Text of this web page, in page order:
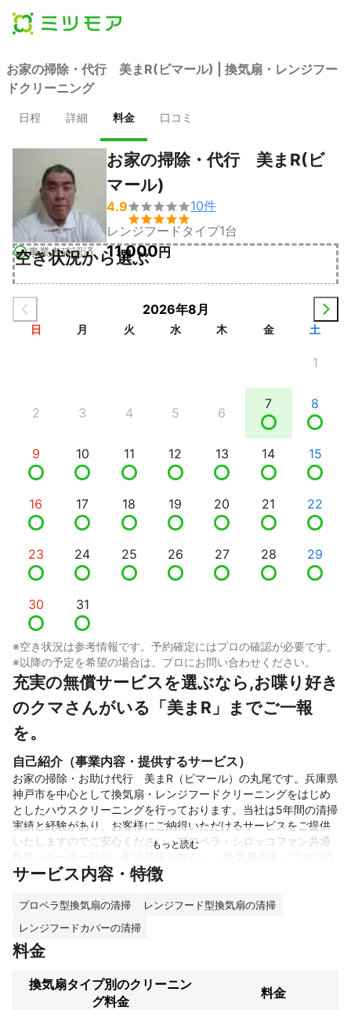
お家の掃除・代行 美まR(ビマール) | 換気扇・レンジフー
ドクリーニング
日程 詳細 料金 口コミ
事業者確認済
お家の掃除・代行 美まR(ビ
マール)
4.9

10件
レンジフードタイプ1台
11,000 円
空き状況から選ぶ
2026年8月
日 月 火 水 木 金 土
1
2 3 4 5 6
7 8
9 10 11 12 13 14 15
16 17 18 19 20 21 22
23 24 25 26 27 28 29
30 31
※空き状況は参考情報です。予約確定にはプロの確認が必要です。
※以降の予定を希望の場合は、プロにお問い合わせください。
充実の無償サービスを選ぶなら,お喋り好き
のクマさんがいる「美まR」までご一報
を。
自己紹介（事業内容・提供するサービス）
お家の掃除・お助け代行　美まR（ビマール）の丸尾です。兵庫県
神戸市を中心として換気扇・レンジフードクリーニングをはじめ
としたハウスクリーニングを行っております。当社は5年間の清掃
実績と経験があり、お客様にご納得いただけるサービスをご提供
いたしますのでご安心ください。プロペラ・シロッコファン共通
つけ置き・洗剤洗浄 ・取外したパーツの洗浄（フィルター・整流
ード、換気扇下壁の拭き上げ ・レンジフード・換気扇横の上戸棚
より作業時間が前後してしまう可能性がありますが、ご了承くだ
リピーター様からシロッコファン式レンジフードクリーニングを
施工や新規お客様から シロッコファン式レンジフードクリーニン
サービス内容・特徴
プロペラ型換気扇の清掃
レンジフード型換気扇の清掃
レンジフードカバーの清掃
料金
換気扇タイプ別のクリーニン
グ料金
料金